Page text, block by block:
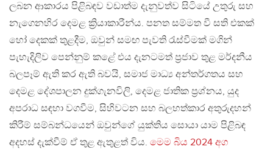
ලබන ආකාරය පිළිබඳව වඩාත්ම දැනුවත්ව සිටියේ උතුරු සහ
නැගෙනහිර දෙමළ ක්‍රියාකාරීන්ය. පනත සම්මත වී සති එකක්
හෝ දෙකක් තුළදීම, ඔවුන් සමඟ පැවති රැස්වීමක් මගින්
පැහැදිලිව පෙන්නුම් කළේ එය දැනටමත් ප්‍රජාව තුළ මර්දනීය
බලපෑම් ඇති කර ඇති බවයි, සමාජ මාධ්‍ය අන්තර්ගතය සහ
දෙමළ දේශපාලන දුක්ගැනවිලි, දෙමළ ජාතික ප්‍රශ්නය, යුද
අපරාධ සඳහා වගවීම, සිහිවටන සහ බලහත්කාර අතුරුදහන්
කිරීම් සම්බන්ධයෙන් ඔවුන්ගේ යුක්තිය සොයා යාම පිළිබඳ
අදහස් දැක්වීම් ඒ තුළ ඇතුළත් විය. මෙම බිය 2024 අග